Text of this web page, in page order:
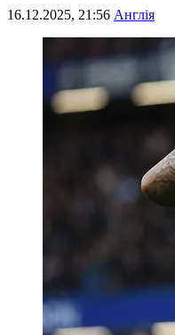
16.12.2025, 21:56 Англія